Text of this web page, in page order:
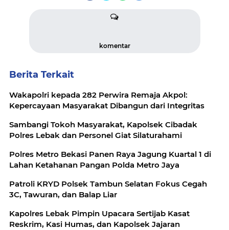
komentar
Berita Terkait
Wakapolri kepada 282 Perwira Remaja Akpol:
Kepercayaan Masyarakat Dibangun dari Integritas
Sambangi Tokoh Masyarakat, Kapolsek Cibadak
Polres Lebak dan Personel Giat Silaturahami
Polres Metro Bekasi Panen Raya Jagung Kuartal 1 di
Lahan Ketahanan Pangan Polda Metro Jaya
Patroli KRYD Polsek Tambun Selatan Fokus Cegah
3C, Tawuran, dan Balap Liar
Kapolres Lebak Pimpin Upacara Sertijab Kasat
Reskrim, Kasi Humas, dan Kapolsek Jajaran